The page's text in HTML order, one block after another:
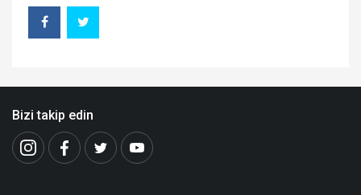
Bizi takip edin